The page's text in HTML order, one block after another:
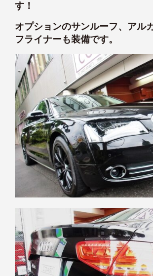
す！
オプションのサンルーフ、アル
フライナーも装備です。